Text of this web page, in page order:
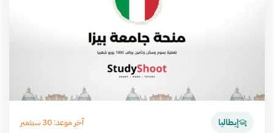
إيطاليا آخر موعد: 30 سبتمبر